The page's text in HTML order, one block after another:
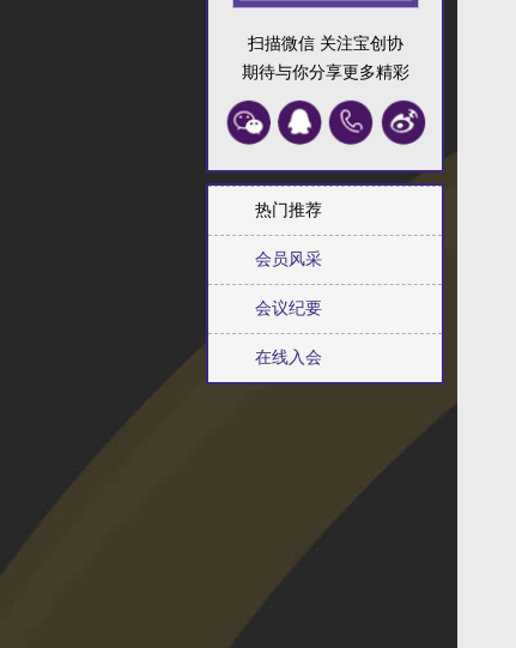
扫描微信 关注宝创协
期待与你分享更多精彩
热门推荐
会员风采
会议纪要
在线入会